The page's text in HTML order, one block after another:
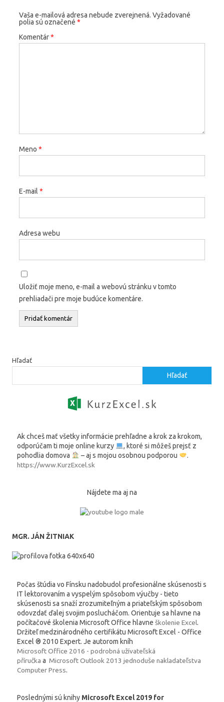
Vaša e-mailová adresa nebude zverejnená. Vyžadované
polia sú označené *
Komentár*
Meno *
E-mail *
Adresa webu
Uložiť moje meno, e-mail a webovú stránku v tomto
prehliadači pre moje budúce komentáre.
Hľadať
Hľadať
Ak chceš mať všetky informácie prehľadne a krok za krokom,
odporúčam ti moje online kurzy
, ktoré si môžeš prejsť z
pohodlia domova
– aj s mojou osobnou podporou
.
https://www.KurzExcel.sk
Nájdete ma aj na
MGR. JÁN ŽITNIAK
Počas štúdia vo Fínsku nadobudol profesionálne skúsenosti s
IT lektorovaním a vyspelým spôsobom výučby - tieto
skúsenosti sa snaží zrozumiteľným a priateľským spôsobom
odovzdať ďalej svojim poslucháčom. Orientuje sa hlavne na
počítačové školenia Microsoft Office hlavne školenie Excel.
Držiteľ medzinárodného certifikátu Microsoft Excel - Office
Excel ® 2010 Expert. Je autorom kníh
Microsoft Office 2016 - podrobná užívateľská
příručka a Microsoft Outlook 2013 jednoduše nakladateľstva
Computer Press.
Poslednými sú knihy Microsoft Excel 2019 for